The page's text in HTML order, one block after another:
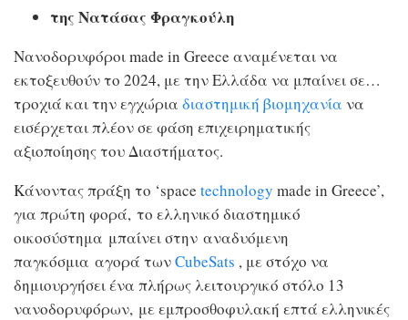
της Νατάσας Φραγκούλη
Νανοδορυφόροι made in Greece αναμένεται να
εκτοξευθούν το 2024, με την Ελλάδα να μπαίνει σε…
τροχιά και την εγχώρια διαστημική βιομηχανία να
εισέρχεται πλέον σε φάση επιχειρηματικής
αξιοποίησης του Διαστήματος.
Κάνοντας πράξη το ‘space technology made in Greece’,
για πρώτη φορά, το ελληνικό διαστημικό
οικοσύστημα μπαίνει στην αναδυόμενη
παγκόσμια αγορά τωνCubeSats , με στόχο να
δημιουργήσει ένα πλήρως λειτουργικό στόλο 13
νανοδορυφόρων, με εμπροσθοφυλακή επτά ελληνικές